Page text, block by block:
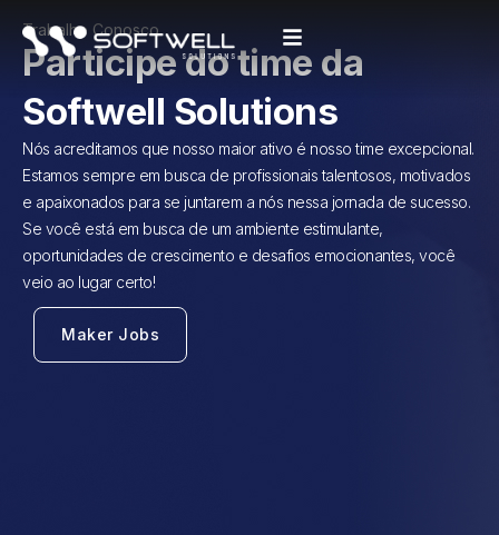
Trabalhe Conosco
Participe do time da
Softwell Solutions
Nós acreditamos que nosso maior ativo é nosso time excepcional.
Estamos sempre em busca de profissionais talentosos, motivados
e apaixonados para se juntarem a nós nessa jornada de sucesso.
Se você está em busca de um ambiente estimulante,
oportunidades de crescimento e desafios emocionantes, você
veio ao lugar certo!
Maker Jobs